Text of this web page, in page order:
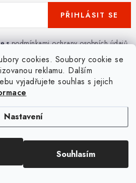
cookies. Soubory cookie se
reklamu. Dalším
vyjadřujete souhlas s jejich
Nastavení
Souhlasím
spodmínkami ochrany osobních údajů.
PŘIHLÁSIT SE
vám s výběrem
Zavolejte nám